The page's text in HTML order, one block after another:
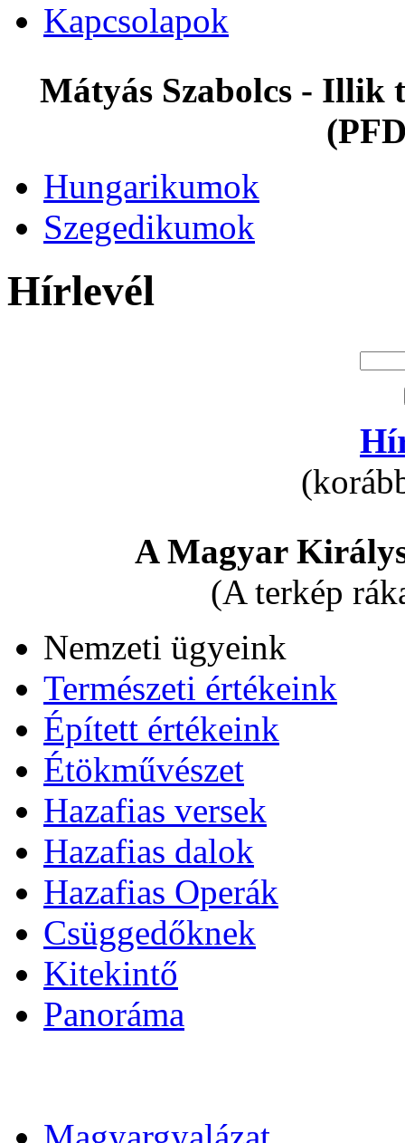
Kapcsolapok
Mátyás Szabolcs - Illik
Hungarikumok
Szegedikumok
Hírlevél
A Magyar
(A terkép
Nemzeti ügyeink
Természeti értékeink
Épített értékeink
Étökművészet
Hazafias versek
Hazafias dalok
Hazafias Operák
Csüggedőknek
Kitekintő
Panoráma